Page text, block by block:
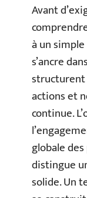
Avant
à un
s’ancre
structurent
actions et
continue.
globale
distingue
solide. Un